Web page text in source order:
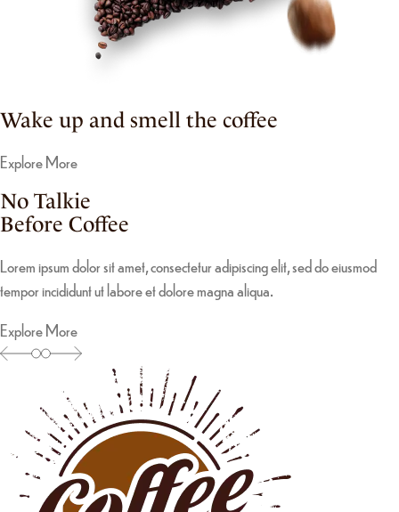
Wake up and smell the coffee
Explore More
No Talkie
Before Coffee
Lorem ipsum dolor sit amet, consectetur adipiscing elit, sed do eiusmod
tempor incididunt ut labore et dolore magna aliqua.
Explore More